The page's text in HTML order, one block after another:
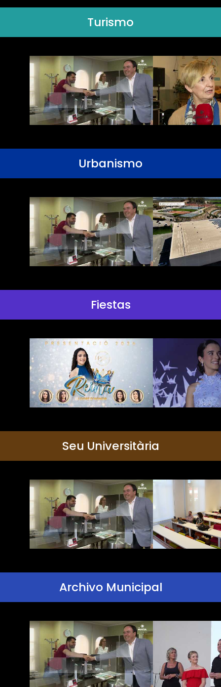
Turismo
Urbanismo
Fiestas
Seu Universitària
Archivo Municipal